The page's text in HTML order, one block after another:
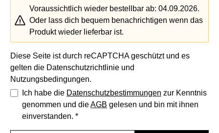
Voraussichtlich wieder bestellbar ab: 04.09.2026.
Oder lass dich bequem benachrichtigen wenn das
Produkt wieder lieferbar ist.
Diese Seite ist durch reCAPTCHA geschützt und es
gelten die Datenschutzrichtlinie und
Nutzungsbedingungen.
Ich habe die Datenschutzbestimmungen zur Kenntnis
genommen und dieAGB gelesen und bin mit ihnen
einverstanden. *